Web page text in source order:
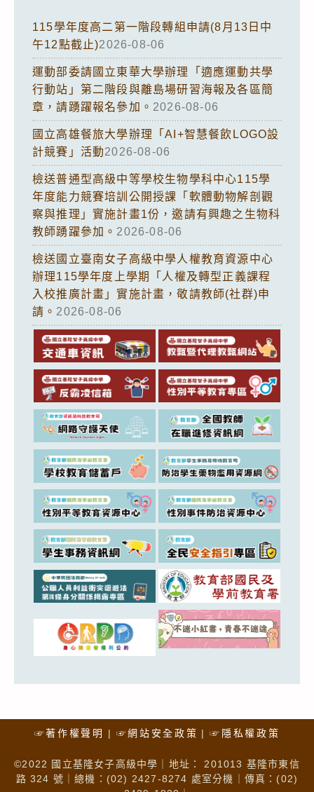
115學年度高二第一階段轉組申請(8月13日中
午12點截止)2026-08-06
運動部委請國立東華大學辦理「適應運動共學
行動站」第二階段與離島場研習海報及各區簡
章，請踴躍報名參加。 2026-08-06
國立高雄餐旅大學辦理「AI+智慧餐飲LOGO設
計競賽」活動2026-08-06
檢送普通型高級中等學校生物學科中心115學
年度能力競賽培訓公開授課「軟體動物解剖觀
察與推理」實施計畫1份，邀請有興趣之生物科
教師踴躍參加。 2026-08-06
檢送國立臺南女子高級中學人權教育資源中心
辦理115學年度上學期「人權及轉型正義課程
入校推廣計畫」實施計畫，敬請教師(社群)申
請。 2026-08-06
☞著作權聲明 ☞網站安全政策 ☞隱私權政策
©2022 國立基隆女子高級中學｜地址： 201013 基隆市東信
路 324 號｜總機：(02) 2427-8274 處室分機｜傳真：(02)